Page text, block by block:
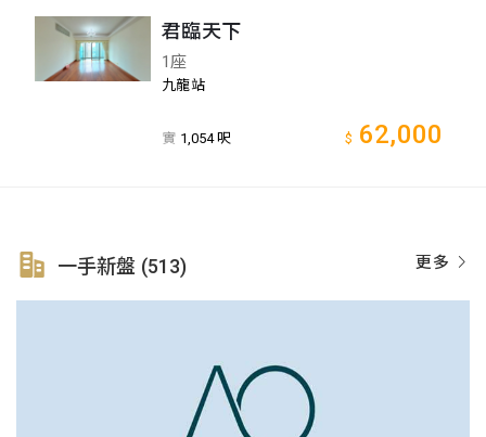
君臨天下
1座
九龍站
實 1,054 呎 $ 62,000
更多
一手新盤 (513)